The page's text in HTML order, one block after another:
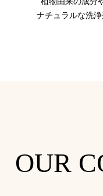
植物由来の成分
ナチュラルな洗
OUR